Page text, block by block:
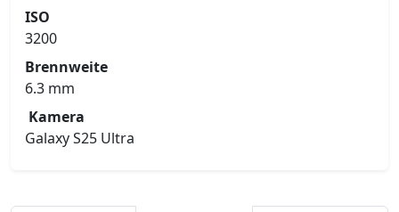
ISO
3200
Brennweite
6.3 mm
Kamera
Galaxy S25 Ultra